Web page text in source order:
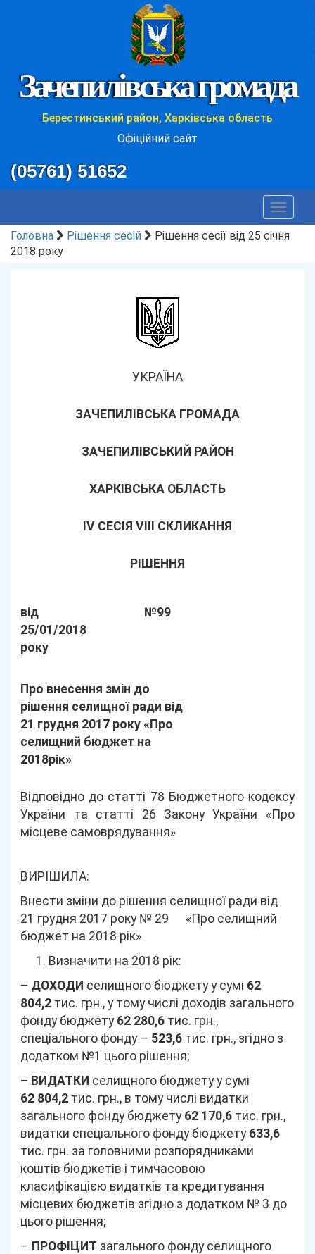
Зачепилівська громада
Берестинський район, Харківська область
Офіційний сайт
(05761) 51652
Toggle
Головна
Рішення сесій
Рішення сесії від 25 січня
2018 року
УКРАЇНА
ЗАЧЕПИЛІВСЬКА ГРОМАДА
ЗАЧЕПИЛІВСЬКИЙ РАЙОН
ХАРКІВСЬКА ОБЛАСТЬ
ІV СЕСІЯ VІІІ СКЛИКАННЯ
РІШЕННЯ
від
25/01/2018
року
№99
Про внесення змін до
рішення селищної ради від
21 грудня 2017 року «Про
селищний бюджет на
2018рік»
Відповідно до статті 78 Бюджетного кодексу
України та статті 26 Закону України «Про
місцеве самоврядування»
ВИРІШИЛА:
Внести зміни до рішення селищної ради від
21 грудня 2017 року № 29 «Про селищний
бюджет на 2018 рік»
Визначити на 2018 рік:
– ДОХОДИ селищного бюджету у сумі 62
804,2 тис. грн., у тому числі доходів загального
фонду бюджету 62 280,6 тис. грн.,
спеціального фонду – 523,6 тис. грн., згідно з
додатком №1 цього рішення;
– ВИДАТКИ селищного бюджету у сумі
62 804,2 тис. грн., в тому числі видатки
загального фонду бюджету 62 170,6 тис. грн.,
видатки спеціального фонду бюджету 633,6
тис. грн. за головними розпорядниками
коштів бюджетів і тимчасовою
класифікацією видатків та кредитування
місцевих бюджетів згідно з додатком № 3 до
цього рішення;
– ПРОФІЦИТ загального фонду селищного